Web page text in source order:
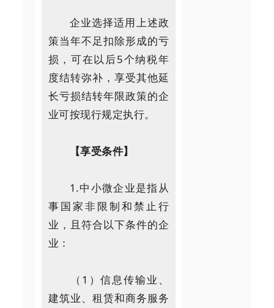
企业选择适用上述政
策当年不足扣除形成的亏
损，可在以后5个纳税年
度结转弥补，享受其他延
长亏损结转年限政策的企
业可按现行规定执行。
【享受条件】
1.中小微企业是指从
事国家非限制和禁止行
业，且符合以下条件的企
业：
（1）信息传输业、
建筑业、租赁和商务服务